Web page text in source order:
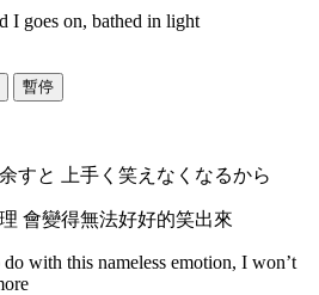
I goes on, bathed in light
暫停
すと 上手く笑えなくなるから
會變得無法好好的笑出來
with this nameless emotion, I won’t